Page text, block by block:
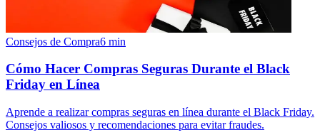
Consejos de Compra6 min
Cómo Hacer Compras Seguras Durante el Black
Friday en Línea
Aprende a realizar compras seguras en línea durante el Black Friday.
Consejos valiosos y recomendaciones para evitar fraudes.